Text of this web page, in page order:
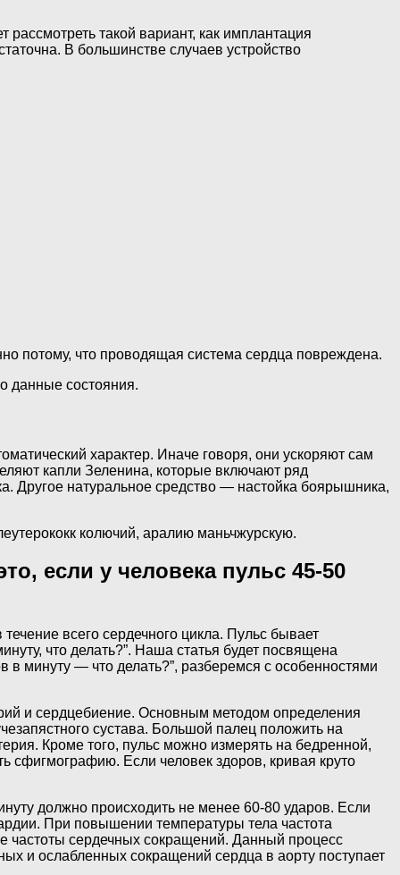
такой вариант, как имплантация
В большинстве случаев устройство
потому, что проводящая система сердца повреждена.
данные состояния.
характер. Иначе говоря, они ускоряют сам
капли Зеленина, которые включают ряд
Другое натуральное средство — настойка боярышника,
колючий, аралию маньчжурскую.
если у человека пульс 45-50
всего сердечного цикла. Пульс бывает
что делать?”. Наша статья будет посвящена
минуту — что делать?”, разберемся с особенностями
и сердцебиение. Основным методом определения
сустава. Большой палец положить на
Кроме того, пульс можно измерять на бедренной,
сфигмографию. Если человек здоров, кривая круто
должно происходить не менее 60-80 ударов. Если
При повышении температуры тела частота
частоты сердечных сокращений. Данный процесс
и ослабленных сокращений сердца в аорту поступает